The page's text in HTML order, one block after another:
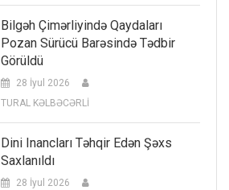
Bilgəh Çimərliyində Qaydaları
Pozan Sürücü Barəsində Tədbir
Görüldü
28 İyul 2026
TURAL KƏLBƏCƏRLİ
Dini Inancları Təhqir Edən Şəxs
Saxlanıldı
28 İyul 2026